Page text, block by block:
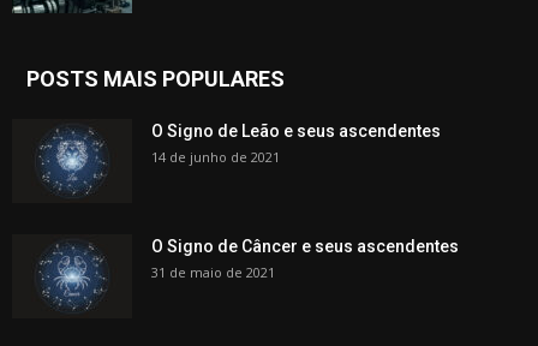
POSTS MAIS POPULARES
O Signo de Leão e seus ascendentes
14 de junho de 2021
O Signo de Câncer e seus ascendentes
31 de maio de 2021